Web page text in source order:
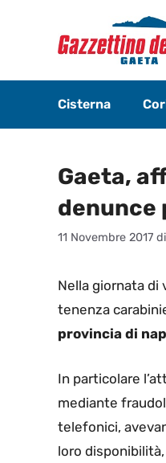
contenuto
Cisterna
Gaeta,
denunce
11 Novembre 2017 di
Nella giornata di
tenenza
provincia di
In particolare
mediante
telefonici,
loro disponibilità,